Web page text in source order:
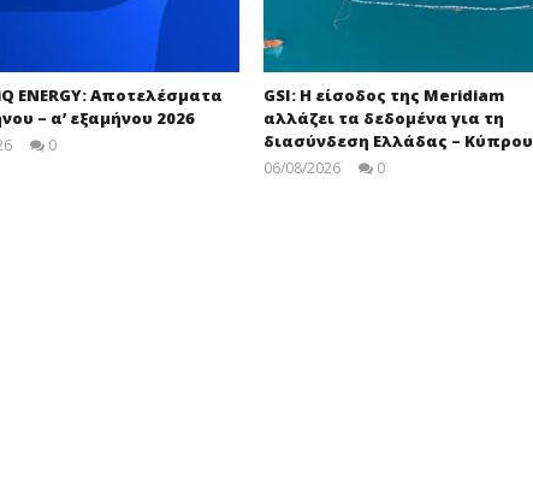
ENERGY: Αποτελέσματα
– α’ εξαμήνου 2026
0
GSI: Η είσοδος της Meridiam
αλλάζει τα δεδομένα για τη
διασύνδεση Ελλάδας – Κύπρου
06/08/2026 0